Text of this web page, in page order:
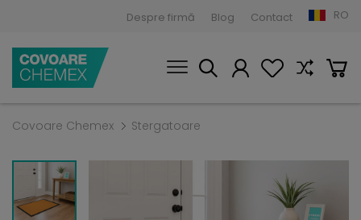
Despre firmă Blog Contact RO
Covoare Chemex Stergatoare